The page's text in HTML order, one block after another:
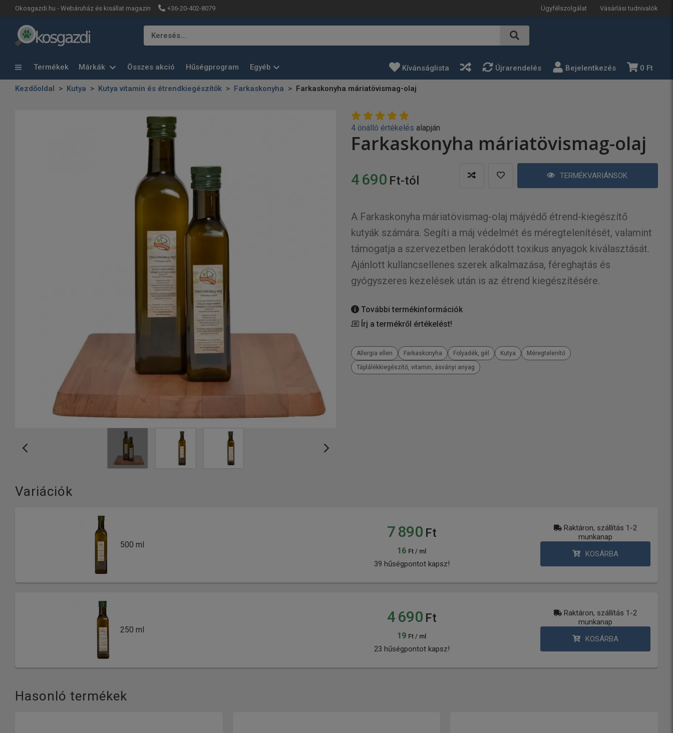
Okosgazdi.hu - Webáruház és kisállat magazin +36-20-402-8079 Ügyfélszolgálat Vásárlási tudnivalók
Keresés…
Termékek Márkák Összes akció Hűségprogram Egyéb Kívánságlista Újrarendelés Bejelentkezés 0 Ft
Kezdőoldal Kutya Kutya vitamin és étrendkiegészítők Farkaskonyha Farkaskonyha máriatövismag-olaj
4 önálló értékelés alapján
Farkaskonyha máriatövismag-olaj
4 690 Ft-tól TERMÉKVARIÁNSOK
A Farkaskonyha máriatövismag-olaj májvédő étrend-kiegészítő
kutyák számára. Segíti a máj védelmét és méregtelenítését, valamint
támogatja a szervezetben lerakódott toxikus anyagok kiválasztását.
Ajánlott kullancsellenes szerek alkalmazása, féreghajtás és
gyógyszeres kezelések után is az étrend kiegészítésére.
További termékinformációk
Írj a termékről értékelést!
Allergia ellen Farkaskonyha Folyadék, gél Kutya
Méregtelenítő
Táplálékkiegészítő, vitamin, ásványi anyag
Variációk
500 ml
7 890 Ft
16 Ft / ml
39 hűségpontot kapsz!
Raktáron, szállítás 1-2
munkanap
KOSÁRBA
250 ml
4 690 Ft
19 Ft / ml
23 hűségpontot kapsz!
Raktáron, szállítás 1-2
munkanap
KOSÁRBA
Hasonló termékek